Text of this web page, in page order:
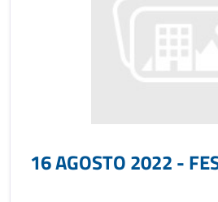
16 AGOSTO 2022 -